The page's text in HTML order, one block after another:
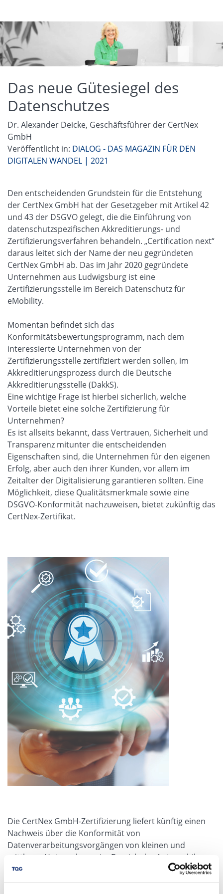
Das neue Gütesiegel des
Datenschutzes
Dr. Alexander Deicke, Geschäftsführer der CertNex
GmbH
Veröffentlicht in: DiALOG - DAS MAGAZIN FÜR DEN
DIGITALEN WANDEL | 2021
Den entscheidenden Grundstein für die Entstehung
der CertNex GmbH hat der Gesetzgeber mit Artikel 42
und 43 der DSGVO gelegt, die die Einführung von
datenschutzspezifischen Akkreditierungs- und
Zertifizierungsverfahren behandeln. „Certification next“
daraus leitet sich der Name der neu gegründeten
CertNex GmbH ab. Das im Jahr 2020 gegründete
Unternehmen aus Ludwigsburg ist eine
Zertifizierungsstelle im Bereich Datenschutz für
eMobility.
Momentan befindet sich das
Konformitätsbewertungsprogramm, nach dem
interessierte Unternehmen von der
Zertifizierungsstelle zertifiziert werden sollen, im
Akkreditierungsprozess durch die Deutsche
Akkreditierungsstelle (DakkS).
Eine wichtige Frage ist hierbei sicherlich, welche
Vorteile bietet eine solche Zertifizierung für
Unternehmen?
Es ist allseits bekannt, dass Vertrauen, Sicherheit und
Transparenz mitunter die entscheidenden
Eigenschaften sind, die Unternehmen für den eigenen
Erfolg, aber auch den ihrer Kunden, vor allem im
Zeitalter der Digitalisierung garantieren sollten. Eine
Möglichkeit, diese Qualitätsmerkmale sowie eine
DSGVO-Konformität nachzuweisen, bietet zukünftig das
CertNex-Zertifikat.
Die CertNex GmbH-Zertifizierung liefert künftig einen
Nachweis über die Konformität von
Datenverarbeitungsvorgängen von kleinen und
mittleren Unternehmen im Bereich der Automobil-
Zulieferer in Anbetracht der Anforderungen der
DSGVO. Dabei werden zunächst eigene Zertifizierungs-